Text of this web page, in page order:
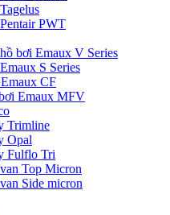
PWT
bơi Emaux V Series
S Series
CF
Emaux MFV
Trimline
Opal
Fulflo Tri
Top Micron
Side micron